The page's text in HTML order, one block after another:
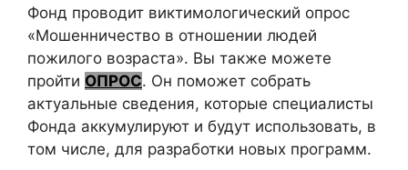
Фонд проводит виктимологический опрос
«Мошенничество в отношении людей
пожилого возраста». Вы также можете
пройти ОПРОС. Он поможет собрать
актуальные сведения, которые специалисты
Фонда аккумулируют и будут использовать, в
том числе, для разработки новых программ.